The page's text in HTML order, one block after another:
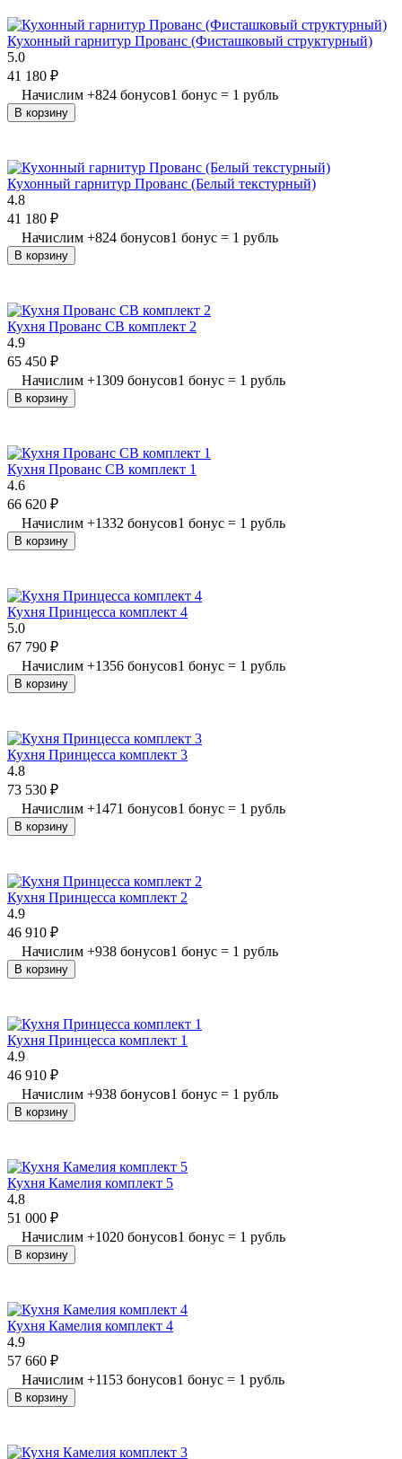
Кухонный гарнитур Прованс (Фисташковый структурный)
5.0
41 180 ₽
Начислим +824 бонусов1 бонус = 1 рубль
В корзину
Кухонный гарнитур Прованс (Белый текстурный)
4.8
41 180 ₽
Начислим +824 бонусов1 бонус = 1 рубль
В корзину
Кухня Прованс СВ комплект 2
4.9
65 450 ₽
Начислим +1309 бонусов1 бонус = 1 рубль
В корзину
Кухня Прованс СВ комплект 1
4.6
66 620 ₽
Начислим +1332 бонусов1 бонус = 1 рубль
В корзину
Кухня Принцесса комплект 4
5.0
67 790 ₽
Начислим +1356 бонусов1 бонус = 1 рубль
В корзину
Кухня Принцесса комплект 3
4.8
73 530 ₽
Начислим +1471 бонусов1 бонус = 1 рубль
В корзину
Кухня Принцесса комплект 2
4.9
46 910 ₽
Начислим +938 бонусов1 бонус = 1 рубль
В корзину
Кухня Принцесса комплект 1
4.9
46 910 ₽
Начислим +938 бонусов1 бонус = 1 рубль
В корзину
Кухня Камелия комплект 5
4.8
51 000 ₽
Начислим +1020 бонусов1 бонус = 1 рубль
В корзину
Кухня Камелия комплект 4
4.9
57 660 ₽
Начислим +1153 бонусов1 бонус = 1 рубль
В корзину